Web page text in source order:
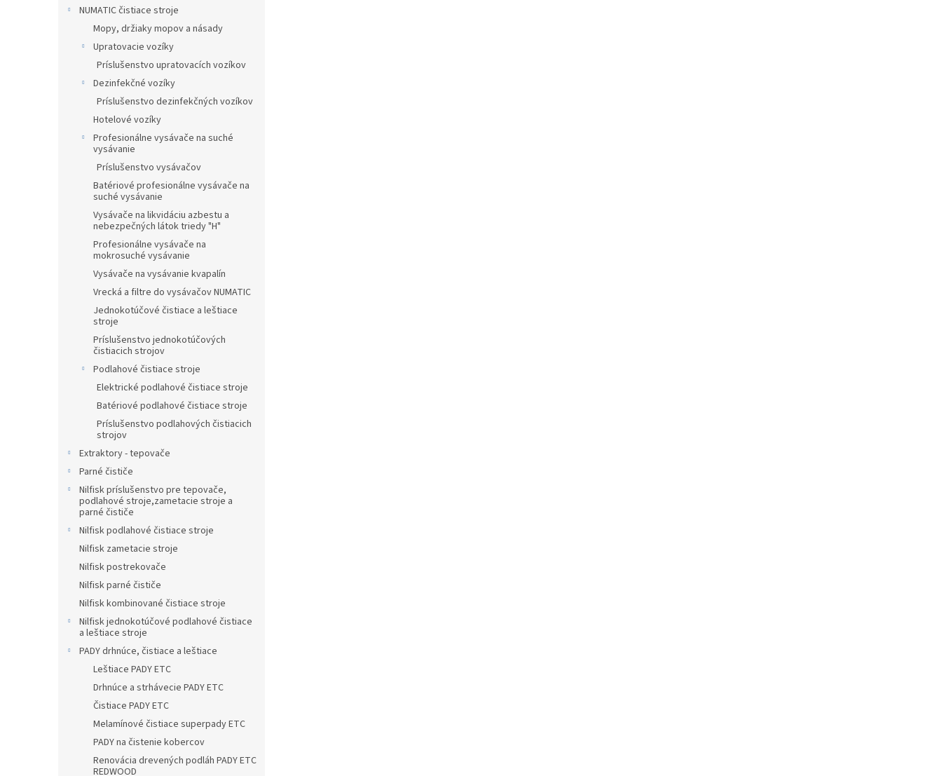
NUMATIC čistiace stroje
Mopy, držiaky mopov a násady
Upratovacie vozíky
Príslušenstvo upratovacích vozíkov
Dezinfekčné vozíky
Príslušenstvo dezinfekčných vozíkov
Hotelové vozíky
Profesionálne vysávače na suché
vysávanie
Príslušenstvo vysávačov
Batériové profesionálne vysávače na
suché vysávanie
Vysávače na likvidáciu azbestu a
nebezpečných látok triedy "H"
Profesionálne vysávače na
mokrosuché vysávanie
Vysávače na vysávanie kvapalín
Vrecká a filtre do vysávačov NUMATIC
Jednokotúčové čistiace a leštiace
stroje
Príslušenstvo jednokotúčových
čistiacich strojov
Podlahové čistiace stroje
Elektrické podlahové čistiace stroje
Batériové podlahové čistiace stroje
Príslušenstvo podlahových čistiacich
strojov
Extraktory - tepovače
Parné čističe
Nilfisk príslušenstvo pre tepovače,
podlahové stroje,zametacie stroje a
parné čističe
Nilfisk podlahové čistiace stroje
Nilfisk zametacie stroje
Nilfisk postrekovače
Nilfisk parné čističe
Nilfisk kombinované čistiace stroje
Nilfisk jednokotúčové podlahové čistiace
a leštiace stroje
PADY drhnúce, čistiace a leštiace
Leštiace PADY ETC
Drhnúce a strhávecie PADY ETC
Čistiace PADY ETC
Melamínové čistiace superpady ETC
PADY na čistenie kobercov
Renovácia drevených podláh PADY ETC
REDWOOD